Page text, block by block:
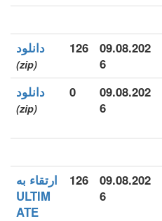
09.08.202
6
126 دانلود
(zip)
09.08.202
6
0 دانلود
(zip)
09.08.202
6
126
ارتقاء به
ULTIM
ATE